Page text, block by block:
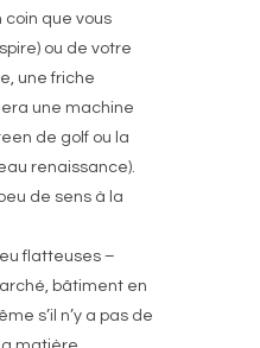
coin que vous
ou de votre
une friche
une machine
de golf ou la
renaissance).
de sens à la
flatteuses –
bâtiment en
s’il n’y a pas de